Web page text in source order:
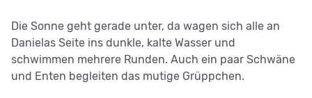
Die Sonne geht gerade unter, da wagen sich alle an
Danielas Seite ins dunkle, kalte Wasser und
schwimmen mehrere Runden. Auch ein paar Schwäne
und Enten begleiten das mutige Grüppchen.